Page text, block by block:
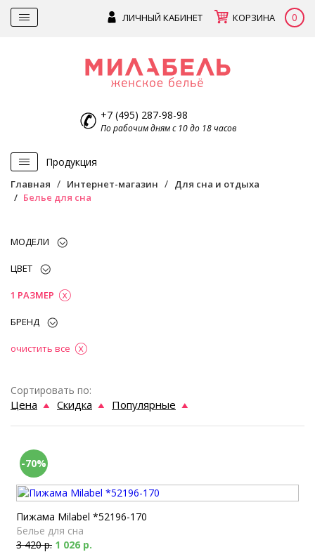
ЛИЧНЫЙ КАБИНЕТ КОРЗИНА 0
+7 (495) 287-98-98
По рабочим дням с 10 до 18 часов
Продукция
Главная Интернет-магазин
Для сна и отдыха
Белье для сна
МОДЕЛИ
ЦВЕТ
1 РАЗМЕР
БРЕНД
очистить все
Сортировать по:
Цена Скидка Популярные
-70%
Пижама Milabel *52196-170
Белье для сна
3 420 р. 1 026 р.